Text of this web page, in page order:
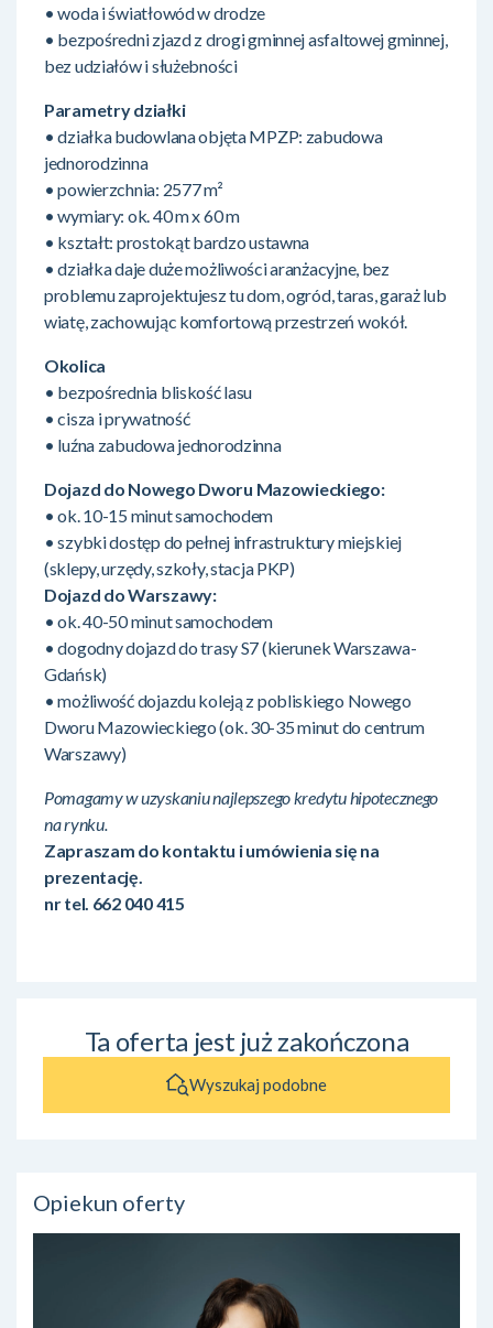
• woda i światłowód w drodze
• bezpośredni zjazd z drogi gminnej asfaltowej gminnej,
bez udziałów i służebności
Parametry działki
• działka budowlana objęta MPZP: zabudowa
jednorodzinna
• powierzchnia: 2577 m²
• wymiary: ok. 40 m x 60 m
• kształt: prostokąt bardzo ustawna
• działka daje duże możliwości aranżacyjne, bez
problemu zaprojektujesz tu dom, ogród, taras, garaż lub
wiatę, zachowując komfortową przestrzeń wokół.
Okolica
• bezpośrednia bliskość lasu
• cisza i prywatność
• luźna zabudowa jednorodzinna
Dojazd do Nowego Dworu Mazowieckiego:
• ok. 10-15 minut samochodem
• szybki dostęp do pełnej infrastruktury miejskiej
(sklepy, urzędy, szkoły, stacja PKP)
Dojazd do Warszawy:
• ok. 40-50 minut samochodem
• dogodny dojazd do trasy S7 (kierunek Warszawa-
Gdańsk)
• możliwość dojazdu koleją z pobliskiego Nowego
Dworu Mazowieckiego (ok. 30-35 minut do centrum
Warszawy)
Pomagamy w uzyskaniu najlepszego kredytu hipotecznego
na rynku.
Zapraszam do kontaktu i umówienia się na
prezentację.
nr tel. 662 040 415
Ta oferta jest już zakończona
Wyszukaj podobne
Opiekun oferty